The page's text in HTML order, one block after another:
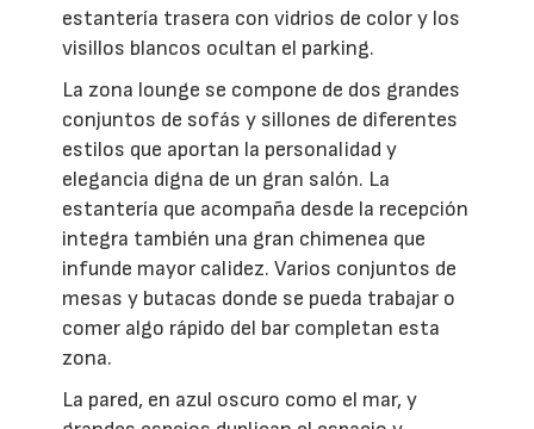
estantería trasera con vidrios de color y los
visillos blancos ocultan el parking.
La zona lounge se compone de dos grandes
conjuntos de sofás y sillones de diferentes
estilos que aportan la personalidad y
elegancia digna de un gran salón. La
estantería que acompaña desde la recepción
integra también una gran chimenea que
infunde mayor calidez. Varios conjuntos de
mesas y butacas donde se pueda trabajar o
comer algo rápido del bar completan esta
zona.
La pared, en azul oscuro como el mar, y